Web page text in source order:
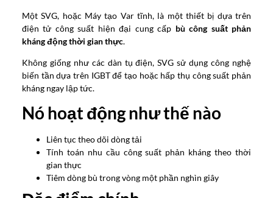
Một SVG, hoặc Máy tạo Var tĩnh, là một thiết bị dựa trên
điện tử công suất hiện đại cung cấp bù công suất phản
kháng động thời gian thực.
Không giống như các dàn tụ điện, SVG sử dụng công nghệ
biến tần dựa trên IGBT để tạo hoặc hấp thụ công suất phản
kháng ngay lập tức.
Nó hoạt động như thế nào
Liên tục theo dõi dòng tải
Tính toán nhu cầu công suất phản kháng theo thời
gian thực
Tiêm dòng bù trong vòng một phần nghìn giây